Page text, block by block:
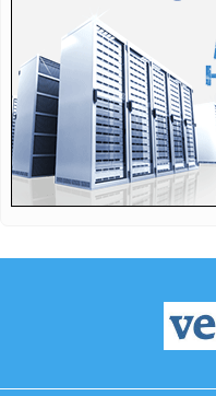
23:38:Sveti arhijerejski
Svetog S...
23:38:Mađar traži hitan
svim ...
23:30:Asmin razvezao
Sta...
WSJ: Ujedinjeni
23:17:U Novom Sadu